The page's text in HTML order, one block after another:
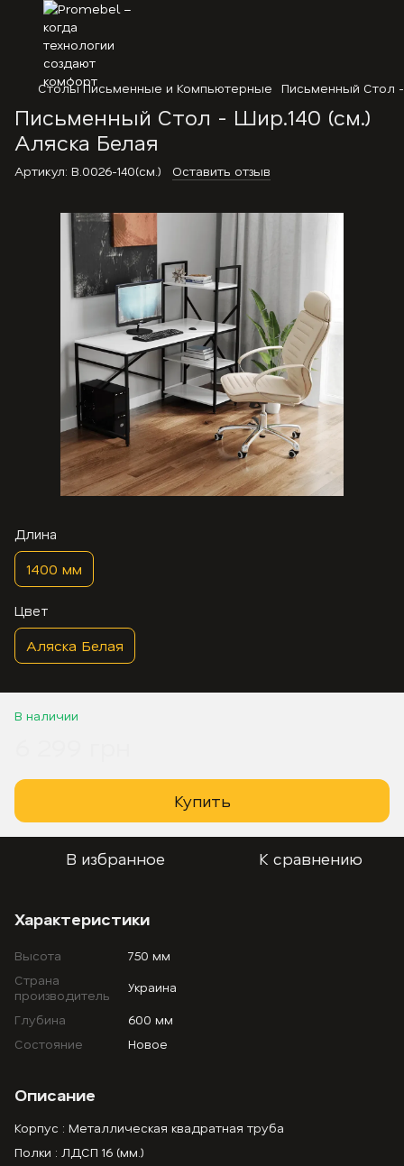
Столы Письменные и Компьютерные Письменный Стол
Письменный Стол - Шир.140 (см.)
Аляска Белая
Артикул: В.0026-140(см.) Оставить отзыв
Длина
1400 мм
Цвет
Аляска Белая
В наличии
Купить
В избранное К сравнению
Характеристики
Высота
750 мм
Страна
производитель
Украина
Глубина
600 мм
Состояние
Новое
Описание
Корпус : Металлическая квадратная труба
Полки : ЛДСП 16 (мм.)